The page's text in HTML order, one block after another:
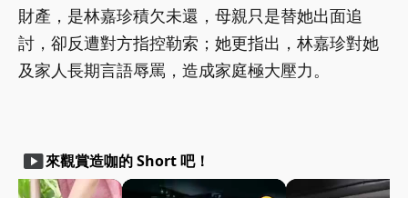
財產，是林嘉珍積欠未還，母親只是替她出面追
討，卻反遭對方指控勒索；她更指出，林嘉珍對她
及家人長期言語辱罵，造成家庭極大壓力。
smart_display來觀賞造咖的 Short 吧！